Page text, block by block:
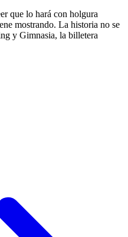
que lo hará con holgura
mostrando. La historia no se
y Gimnasia, la billetera